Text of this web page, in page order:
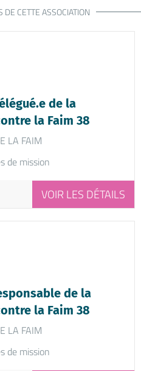
CETTE ASSOCIATION
de la
la Faim 38
LA FAIM
de mission
VOIR LES DÉTAILS
de la
la Faim 38
LA FAIM
de mission